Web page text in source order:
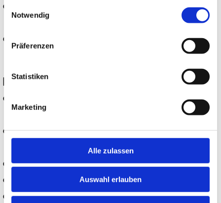
Einwilligungsauswahl
Notwendig
Präferenzen
Statistiken
Marketing
Alle zulassen
Auswahl erlauben
Verantwortungsbewusstsein, logisches
Denken und Konzentrationsfähigkeit
Zuverlässigkeit und Teamfähigkeit
DAS BIETEN WIR:
Abwechslungsreiche und interessante
Ausbildung
Attraktive Ausbildungsvergütung nach
Chemietarifvertrag
30 Tage Urlaub
37,5 Stunden/Woche
Familiäres Arbeitsklima